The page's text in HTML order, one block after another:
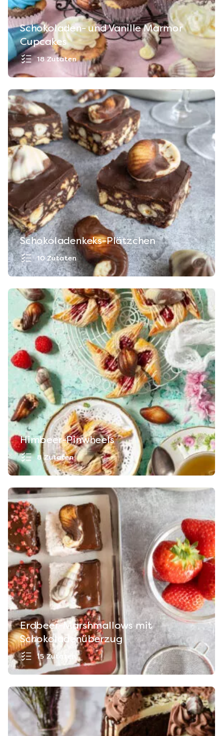
Schokoladen- und Vanille Marmor
Cupcakes
18 Zutaten
Schokoladenkeks-Plätzchen
10 Zutaten
Himbeer-Pinwheels
8 Zutaten
Erdbeer-Marshmallows mit
Schokoladenüberzug
15 Zutaten